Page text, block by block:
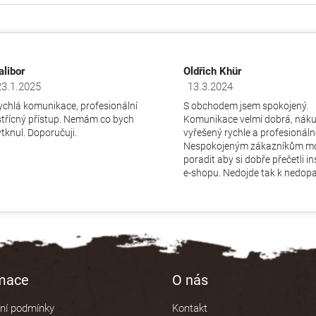
obchodu je 5 z 5 hvězdiček.
komunikace, profesionální
přístup. Nemám co bych
Doporučuji.
Oldřich Khür
Hodnocení obchodu je 5 z 5
13.3.2024
S obchodem jsem spokojený.
Komunikace velmi dobrá,
vyřešený rychle a
Nespokojeným zákazníkům
poradit aby si dobře přečetli
e-shopu. Nedojde tak k
podmínky
O nás
Kontakt